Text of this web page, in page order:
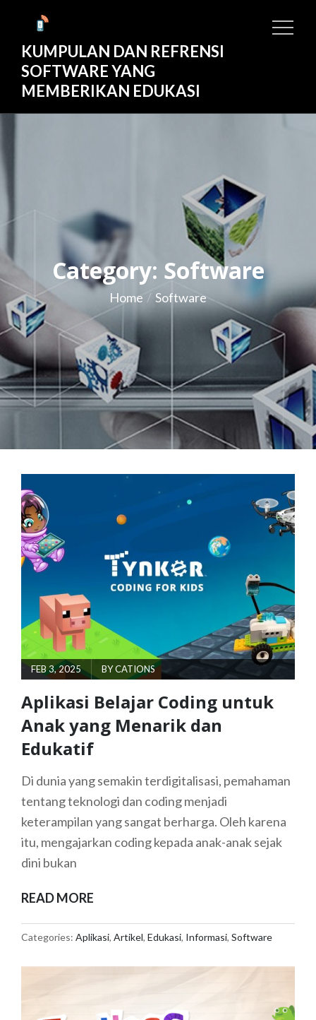
contentKUMPULAN DAN REFRENSI
SOFTWARE YANG
MEMBERIKAN EDUKASI
Category: Software
Home Software
POSTED
ON
FEB 3, 2025 BYCATIONS
Aplikasi Belajar Coding untuk
Anak yang Menarik dan
Edukatif
Di dunia yang semakin terdigitalisasi, pemahaman
tentang teknologi dan coding menjadi
keterampilan yang sangat berharga. Oleh karena
itu, mengajarkan coding kepada anak-anak sejak
dini bukan
READ MORE
CODING
ANAK
Categories: Aplikasi, Artikel, Edukasi, Informasi, Software